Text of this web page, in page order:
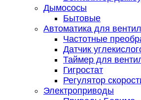
Дымососы
Бытовые
Автоматика для
Частотные
Датчик
Таймер для
Гигростат
Регулятор
Электроприводы